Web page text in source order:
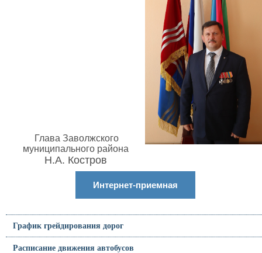
Глава Заволжского
муниципального района
Н.А. Костров
Интернет-приемная
График грейдирования дорог
Расписание движения автобусов